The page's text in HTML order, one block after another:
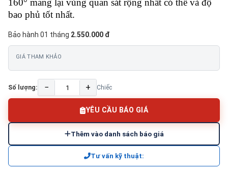
160° mang lại vùng quan sát rộng nhất có thể và độ
bao phủ tốt nhất.
Bảo hành 01 tháng 2.550.000 đ
GIÁ THAM KHẢO
Số lượng: − + Chiếc
YÊU CẦU BÁO GIÁ
Thêm vào danh sách báo giá
Tư vấn kỹ thuật: